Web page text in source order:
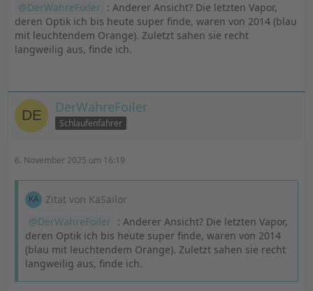
DerWahreFoiler : Anderer Ansicht? Die letzten Vapor,
deren Optik ich bis heute super finde, waren von 2014 (blau
mit leuchtendem Orange). Zuletzt sahen sie recht
langweilig aus, finde ich.
DerWahreFoiler
Schlaufenfahrer
6. November 2025 um 16:19
Zitat von KaSailor
DerWahreFoiler : Anderer Ansicht? Die letzten Vapor,
deren Optik ich bis heute super finde, waren von 2014
(blau mit leuchtendem Orange). Zuletzt sahen sie recht
langweilig aus, finde ich.